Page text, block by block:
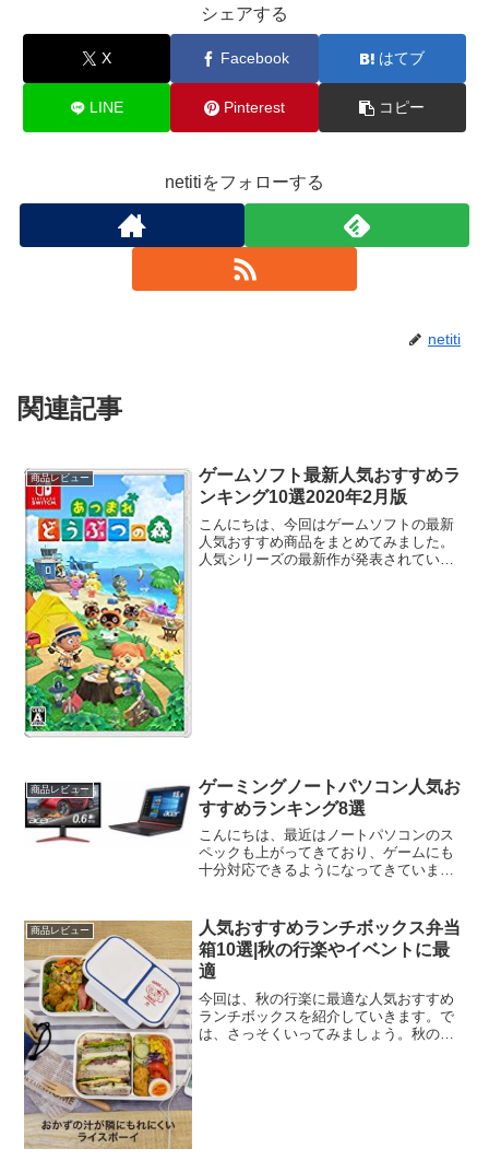
シェアする
X Facebook はてブ
LINE Pinterest コピー
netitiをフォローする
netiti
関連記事
商品レビュー
ゲームソフト最新人気おすすめラ
ンキング10選2020年2月版
こんにちは、今回はゲームソフトの最新
人気おすすめ商品をまとめてみました。
人気シリーズの最新作が発表されていま
商品レビュー
ゲーミングノートパソコン人気お
すすめランキング8選
こんにちは、最近はノートパソコンのス
ペックも上がってきており、ゲームにも
十分対応できるようになってきていま
さっそくいってみましょう。ゲーミング
ノートパソコン人気おすすめ...
商品レビュー
人気おすすめランチボックス弁当
箱10選|秋の行楽やイベントに最
適
今回は、秋の行楽に最適な人気おすすめ
ランチボックスを紹介していきます。で
は、さっそくいってみましょう。秋の行